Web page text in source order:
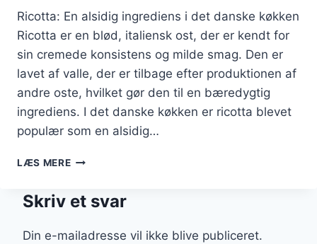
Ricotta: En alsidig ingrediens i det danske køkken
Ricotta er en blød, italiensk ost, der er kendt for
sin cremede konsistens og milde smag. Den er
lavet af valle, der er tilbage efter produktionen af
andre oste, hvilket gør den til en bæredygtig
ingrediens. I det danske køkken er ricotta blevet
populær som en alsidig…
LÆS MERERICOTTA
SOM
Skriv et svar
Din e-mailadresse vil ikke blive publiceret.